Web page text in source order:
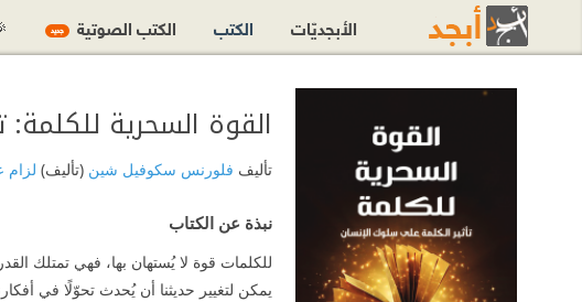
القوة السحرية
تأليف فلورنس سكوفيل شين(تأليف) لزام
نبذة عن الكتاب
للكلمات قوة لا يُستهان بها، فهي تمتلك
يمكن لتغيير حديثنا أن يُحدث تحوّلًا في
الأبجديّات الكتب الكتب الصوتية جديد